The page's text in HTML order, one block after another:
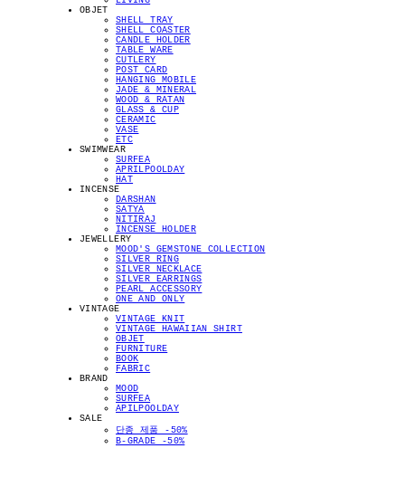
OBJET
SHELL TRAY
SHELL COASTER
CANDLE HOLDER
TABLE WARE
CUTLERY
POST CARD
HANGING MOBILE
JADE & MINERAL
WOOD & RATAN
GLASS & CUP
CERAMIC
VASE
ETC
SWIMWEAR
SURFEA
APRILPOOLDAY
HAT
INCENSE
DARSHAN
SATYA
NITIRAJ
INCENSE HOLDER
JEWELLERY
MOOD'S GEMSTONE COLLECTION
SILVER RING
SILVER NECKLACE
SILVER EARRINGS
PEARL ACCESSORY
ONE AND ONLY
VINTAGE
VINTAGE KNIT
VINTAGE HAWAIIAN SHIRT
OBJET
FURNITURE
BOOK
FABRIC
BRAND
MOOD
SURFEA
APILPOOLDAY
SALE
단종 제품 -50%
B-GRADE -50%